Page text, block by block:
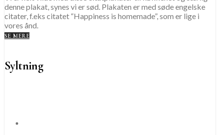
denne plakat, synes vi er sød. Plakaten er med søde engelske
citater, f.eks citatet “Happiness is homemade”, som er lige i
vores ånd.
SE MERE
Syltning